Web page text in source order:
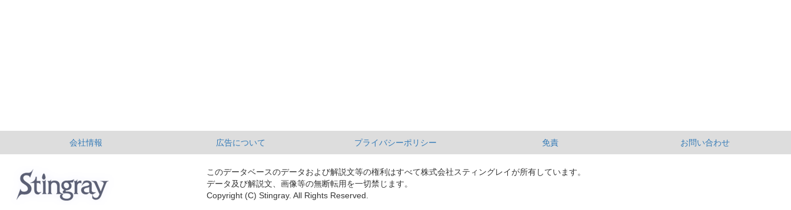
会社情報 広告について プライバシーポリシー 免責 お問い合わせ
このデータベースのデータおよび解説文等の権利はすべて株式会社スティングレイが所有しています。
データ及び解説文、画像等の無断転用を一切禁じます。
Copyright (C) Stingray. All Rights Reserved.